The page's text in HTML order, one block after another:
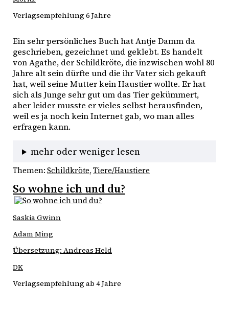
Verlagsempfehlung 6 Jahre
Ein sehr persönliches Buch hat Antje Damm da
geschrieben, gezeichnet und geklebt. Es handelt
von Agathe, der Schildkröte, die inzwischen wohl 80
Jahre alt sein dürfte und die ihr Vater sich gekauft
hat, weil seine Mutter kein Haustier wollte. Er hat
sich als Junge sehr gut um das Tier gekümmert,
aber leider musste er vieles selbst herausfinden,
weil es ja noch kein Internet gab, wo man alles
erfragen kann.
mehr oder weniger lesen
Themen: Schildkröte, Tiere/Haustiere
So wohne ich und du?
Saskia Gwinn
Adam Ming
Übersetzung: Andreas Held
DK
Verlagsempfehlung ab 4 Jahre